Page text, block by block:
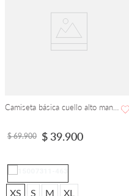
$ 69.900 $ 39.900
XS S M XL